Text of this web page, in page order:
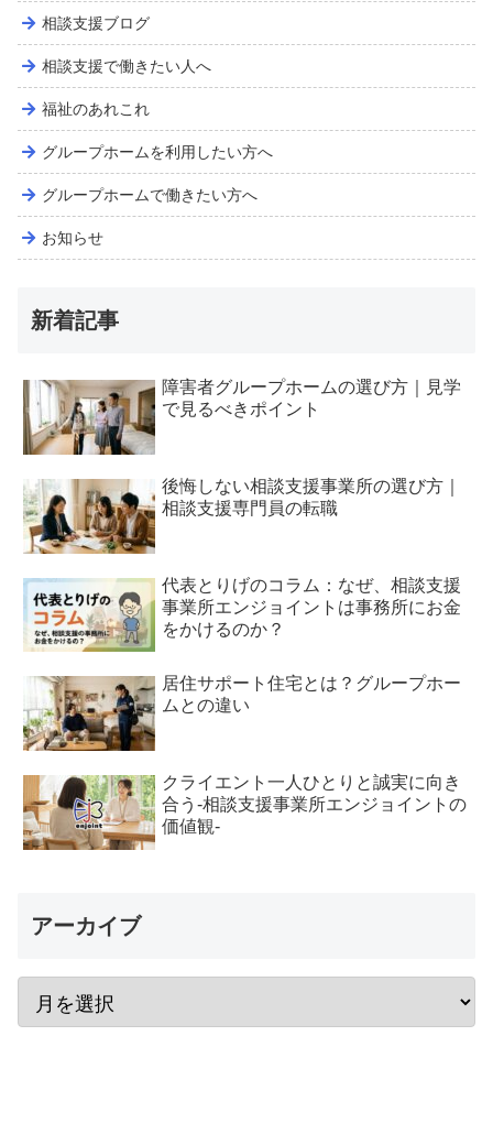
相談支援ブログ
相談支援で働きたい人へ
福祉のあれこれ
グループホームを利用したい方へ
グループホームで働きたい方へ
お知らせ
新着記事
障害者グループホームの選び方｜見学
で見るべきポイント
後悔しない相談支援事業所の選び方｜
相談支援専門員の転職
代表とりげのコラム：なぜ、相談支援
事業所エンジョイントは事務所にお金
をかけるのか？
居住サポート住宅とは？グループホー
ムとの違い
クライエント一人ひとりと誠実に向き
合う-相談支援事業所エンジョイントの
価値観-
アーカイブ